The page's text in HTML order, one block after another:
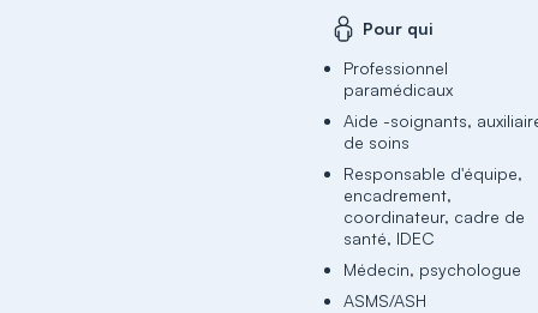
Pour qui
Professionnel
paramédicaux
Aide -soignants,
de soins
Responsable d'équipe,
encadrement,
coordinateur, cadre de
santé, IDEC
Médecin, psychologue
ASMS/ASH